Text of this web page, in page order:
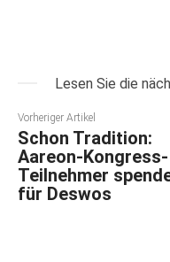
Lesen Sie die
Vorheriger Artikel
Schon Tradition:
Aareon-Kongress-
Teilnehmer
für Deswos